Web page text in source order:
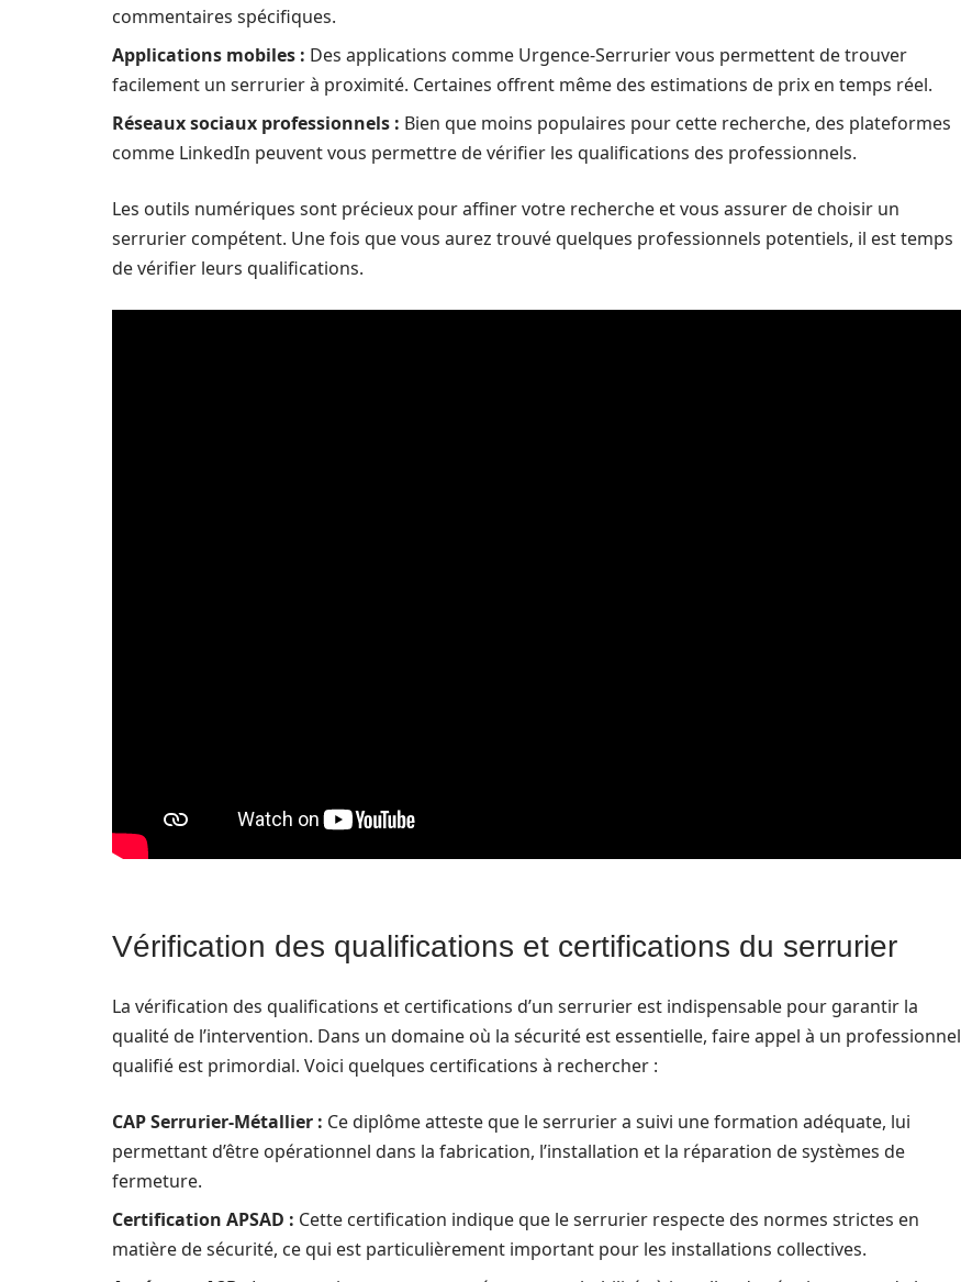
commentaires spécifiques.
Applications mobiles : Des applications comme Urgence-Serrurier vous permettent de trouver
facilement un serrurier à proximité. Certaines offrent même des estimations de prix en temps réel.
Réseaux sociaux professionnels : Bien que moins populaires pour cette recherche, des plateformes
comme LinkedIn peuvent vous permettre de vérifier les qualifications des professionnels.
Les outils numériques sont précieux pour affiner votre recherche et vous assurer de choisir un
serrurier compétent. Une fois que vous aurez trouvé quelques professionnels potentiels, il est temps
de vérifier leurs qualifications.
Vérification des qualifications et certifications du serrurier
La vérification des qualifications et certifications d’un serrurier est indispensable pour garantir la
qualité de l’intervention. Dans un domaine où la sécurité est essentielle, faire appel à un professionnel
qualifié est primordial. Voici quelques certifications à rechercher :
CAP Serrurier-Métallier : Ce diplôme atteste que le serrurier a suivi une formation adéquate, lui
permettant d’être opérationnel dans la fabrication, l’installation et la réparation de systèmes de
fermeture.
Certification APSAD : Cette certification indique que le serrurier respecte des normes strictes en
matière de sécurité, ce qui est particulièrement important pour les installations collectives.